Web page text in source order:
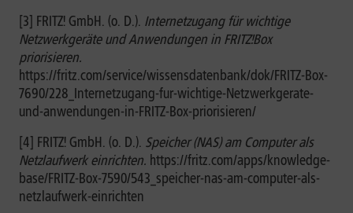
[3] FRITZ! GmbH. (o. D.). Internetzugang für wichtige
Netzwerkgeräte und Anwendungen in FRITZ!Box
priorisieren.
https://fritz.com/service/wissensdatenbank/dok/FRITZ-Box-
7690/228_Internetzugang-fur-wichtige-Netzwerkgerate-
und-anwendungen-in-FRITZ-Box-priorisieren/
[4] FRITZ! GmbH. (o. D.). Speicher (NAS) am Computer als
Netzlaufwerk einrichten. https://fritz.com/apps/knowledge-
base/FRITZ-Box-7590/543_speicher-nas-am-computer-als-
netzlaufwerk-einrichten